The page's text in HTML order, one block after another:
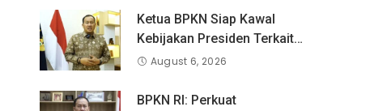
Ketua BPKN Siap Kawal
Kebijakan Presiden Terkait
Potongan Biaya Bagi
August 6, 2026
BPKN RI: Perkuat